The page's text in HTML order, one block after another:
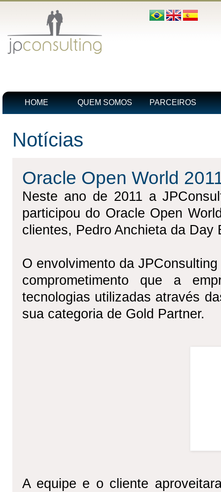
HOME QUEM SOMOS PARCEIROS
Notícias
Oracle Open World
Neste ano de 2011 a
participou do Oracle Open
clientes, Pedro Anchieta da Day
O envolvimento da
comprometimento que a
tecnologias utilizadas através
sua categoria de Gold Partner.
A equipe e o cliente